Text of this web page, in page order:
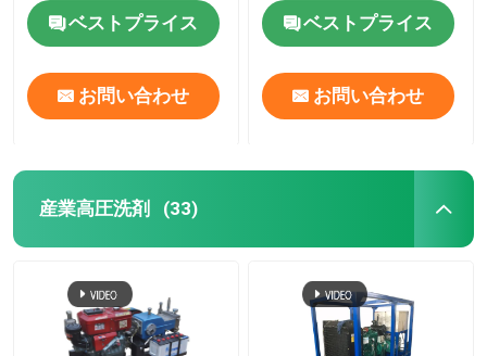
ベストプライス
お問い合わせ
ベストプライス
お問い合わせ
産業高圧洗剤 (33)